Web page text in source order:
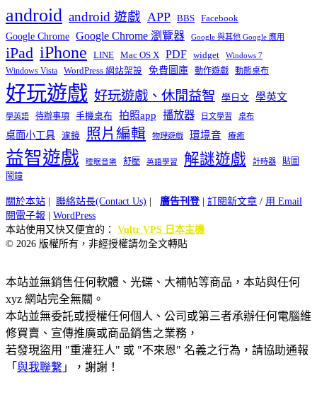
android android 遊戲 APP BBS Facebook
Google Chrome Google Chrome 瀏覽器 Google 與其他 Google 應用
iPad iPhone LINE Mac OS X PDF widget Windows 7
Windows Vista WordPress 網站架設 免費圖庫 動作遊戲 動態桌布
好玩遊戲 好玩遊戲、休閒益智 學日文 學英文
學英語 待辦事項 手機桌布 拍照app 播放器 日文學習 桌布
桌面小工具 濾鏡 照片編輯 物理遊戲 環境音 療癒
益智遊戲 睡眠音樂 舒壓 英語學習 解謎遊戲 計時器
貼圖
鬧鐘
關於本站 | 聯絡站長(Contact Us) | 廣告刊登| 訂閱新文章 / 用 Email
閱電子報 | WordPress
本站使用又快又便宜的： Vultr VPS 日本主機
© 2026 版權所有，非經授權請勿全文轉貼
本站並無銷售任何軟體、光碟、大補帖等商品，本站與任何
xyz 網站完全無關。
本站並無委託或授權任何個人、公司或第三者承辦任何電腦維
修買賣、宣傳推廣或商品銷售之業務，
若發現盜用 "重灌狂人" 或 "不來恩" 名義之行為，請協助通報
「 與我聯繫 」，謝謝！